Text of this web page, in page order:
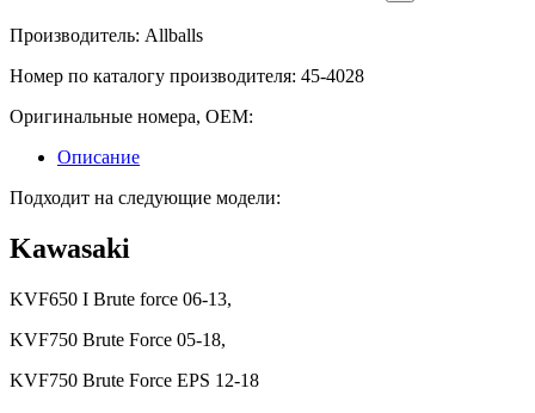
Производитель: Allballs
Номер по каталогу производителя: 45-4028
Оригинальные номера, OEM:
Описание
Подходит на следующие модели:
Kawasaki
KVF650 I Brute force 06-13,
KVF750 Brute Force 05-18,
KVF750 Brute Force EPS 12-18